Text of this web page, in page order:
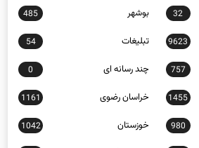
9623 تبلیغات 54
757 چند رسانه ای 0
1455 خراسان رضوی 1161
980 خوزستان 1042
653 سبک زندگی 397